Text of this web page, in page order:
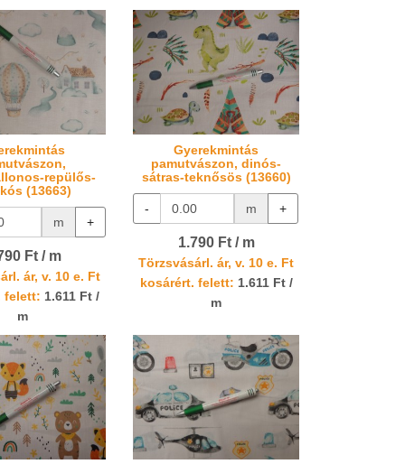
repülős-
(13663)
m +
Ft / m
ár, v. 10 e. Ft
felett: 1.611 Ft /
m
Gyerekmintás
pamutvászon, dinós-
sátras-teknősös (13660)
- m +
1.790 Ft / m
Törzsvásárl. ár, v. 10 e. Ft
kosárért. felett: 1.611 Ft /
m